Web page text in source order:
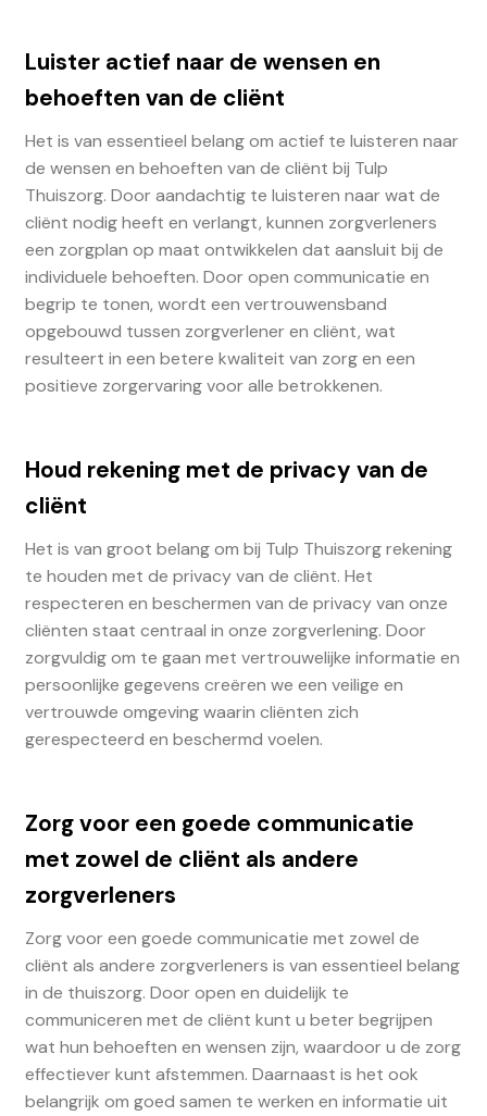
Luister actief naar de wensen en
behoeften van de cliënt
Het is van essentieel belang om actief te luisteren naar
de wensen en behoeften van de cliënt bij Tulp
Thuiszorg. Door aandachtig te luisteren naar wat de
cliënt nodig heeft en verlangt, kunnen zorgverleners
een zorgplan op maat ontwikkelen dat aansluit bij de
individuele behoeften. Door open communicatie en
begrip te tonen, wordt een vertrouwensband
opgebouwd tussen zorgverlener en cliënt, wat
resulteert in een betere kwaliteit van zorg en een
positieve zorgervaring voor alle betrokkenen.
Houd rekening met de privacy van de
cliënt
Het is van groot belang om bij Tulp Thuiszorg rekening
te houden met de privacy van de cliënt. Het
respecteren en beschermen van de privacy van onze
cliënten staat centraal in onze zorgverlening. Door
zorgvuldig om te gaan met vertrouwelijke informatie en
persoonlijke gegevens creëren we een veilige en
vertrouwde omgeving waarin cliënten zich
gerespecteerd en beschermd voelen.
Zorg voor een goede communicatie
met zowel de cliënt als andere
zorgverleners
Zorg voor een goede communicatie met zowel de
cliënt als andere zorgverleners is van essentieel belang
in de thuiszorg. Door open en duidelijk te
communiceren met de cliënt kunt u beter begrijpen
wat hun behoeften en wensen zijn, waardoor u de zorg
effectiever kunt afstemmen. Daarnaast is het ook
belangrijk om goed samen te werken en informatie uit